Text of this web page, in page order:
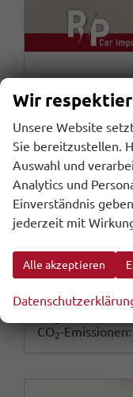
unverbindliche Lieferzeit:
Fahrzeugnr. 113576
Leistung165 kW (224
24.06.2026
32.865,– €
inkl. 20% MwSt.
inkl. NoVA
Verbrauch
CO2-Emissionen:
Wir
Unsere Website
Sie bereitzustellen.
Auswahl und
Analytics und
Einverständnis
jederzeit mit
Alle akzeptieren